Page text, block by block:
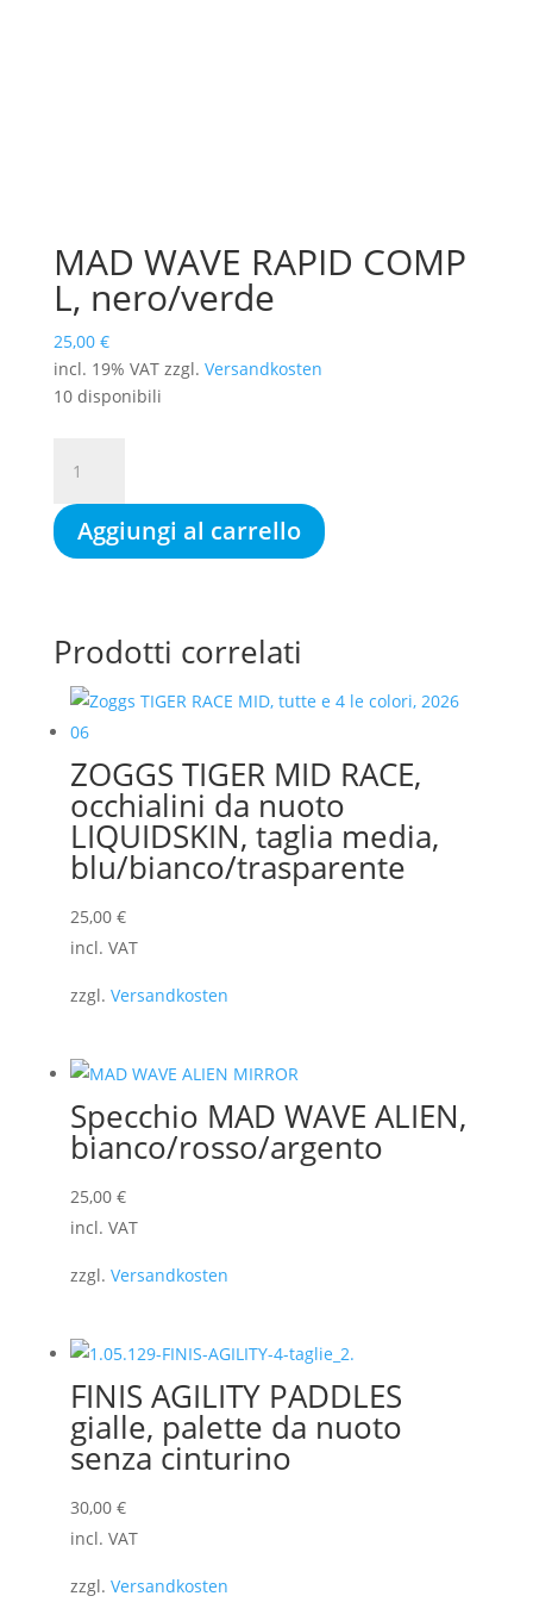
MAD WAVE RAPID COMP
L, nero/verde
25,00 €
incl. 19% VAT zzgl. Versandkosten
10 disponibili
WAVE
RAPID
COMP
L,
Aggiungi al carrello
Prodotti correlati
ZOGGS TIGER MID RACE,
occhialini da nuoto
LIQUIDSKIN, taglia media,
blu/bianco/trasparente
25,00 €
incl. VAT
zzgl. Versandkosten
Specchio MAD WAVE ALIEN,
bianco/rosso/argento
25,00 €
incl. VAT
zzgl. Versandkosten
FINIS AGILITY PADDLES
gialle, palette da nuoto
senza cinturino
30,00 €
incl. VAT
zzgl. Versandkosten